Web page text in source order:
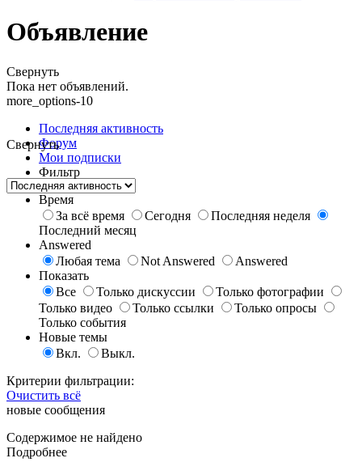
Объявление
Свернуть
Пока нет объявлений.
more_options-10
Последняя активность
Форум
Мои подписки
Свернуть
Фильтр
Время
За всё время
Сегодня
Последняя неделя
Последний месяц
Answered
Любая тема
Not Answered
Answered
Показать
Все
Только дискуссии
Только фотографии
Только видео
Только ссылки
Только опросы
Только события
Новые темы
Вкл.
Выкл.
Критерии фильтрации:
Очистить всё
новые сообщения
Содержимое не найдено
Подробнее